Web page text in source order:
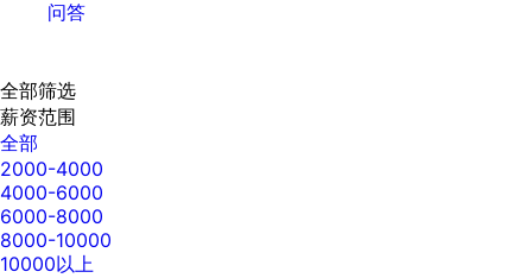
问答
全部筛选
薪资范围
全部
2000-4000
4000-6000
6000-8000
8000-10000
10000以上